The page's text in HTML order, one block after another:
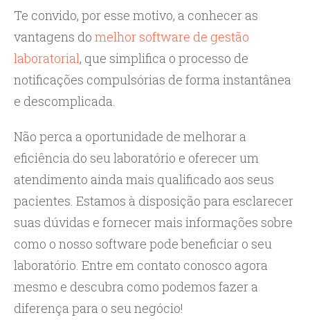
Te convido, por esse motivo, a conhecer as
vantagens do melhor software de gestão
laboratorial, que simplifica o processo de
notificações compulsórias de forma instantânea
e descomplicada.
Não perca a oportunidade de melhorar a
eficiência do seu laboratório e oferecer um
atendimento ainda mais qualificado aos seus
pacientes. Estamos à disposição para esclarecer
suas dúvidas e fornecer mais informações sobre
como o nosso software pode beneficiar o seu
laboratório. Entre em contato conosco agora
mesmo e descubra como podemos fazer a
diferença para o seu negócio!